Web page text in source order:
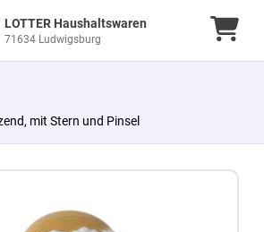
LOTTER Haushaltswaren
71634 Ludwigsburg
mit Stern und Pinsel